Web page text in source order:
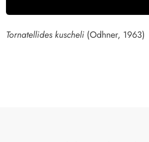
Tornatellides kuscheli (Odhner, 1963)